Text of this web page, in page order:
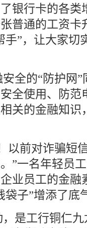
银行卡的各类
普通的工资卡
手”，让大家切
全的“防护网
全使用、防范
关的金融知识
以前对诈骗短
”一名年轻员
业员工的金融
袋子”增添了底
是工行铜仁